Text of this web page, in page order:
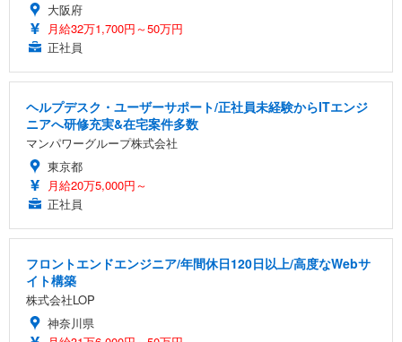
大阪府
月給32万1,700円～50万円
正社員
ヘルプデスク・ユーザーサポート/正社員未経験からITエンジ
ニアへ研修充実&在宅案件多数
マンパワーグループ株式会社
東京都
月給20万5,000円～
正社員
フロントエンドエンジニア/年間休日120日以上/高度なWebサ
イト構築
株式会社LOP
神奈川県